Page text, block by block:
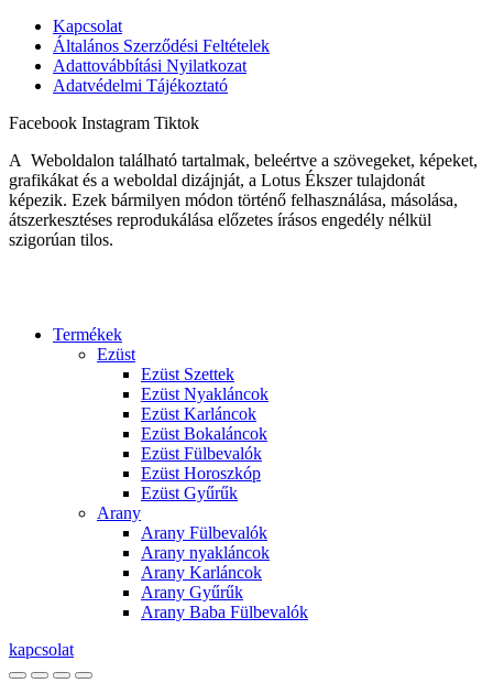
Kapcsolat
Általános Szerződési Feltételek
Adattovábbítási Nyilatkozat
Adatvédelmi Tájékoztató
Facebook Instagram Tiktok
A Weboldalon található tartalmak, beleértve a szövegeket, képeket,
grafikákat és a weboldal dizájnját, a Lotus Ékszer tulajdonát
képezik. Ezek bármilyen módon történő felhasználása, másolása,
átszerkesztéses reprodukálása előzetes írásos engedély nélkül
szigorúan tilos.
Termékek
Ezüst
Ezüst Szettek
Ezüst Nyakláncok
Ezüst Karláncok
Ezüst Bokaláncok
Ezüst Fülbevalók
Ezüst Horoszkóp
Ezüst Gyűrűk
Arany
Arany Fülbevalók
Arany nyakláncok
Arany Karláncok
Arany Gyűrűk
Arany Baba Fülbevalók
kapcsolat